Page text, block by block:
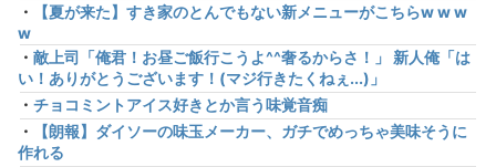
・
【夏が来た】すき家のとんでもない新メニューがこちらw w w
w
・ 敵上司「俺君！お昼ご飯行こうよ^^奢るからさ！」 新人俺「は
い！ありがとうございます！(マジ行きたくねぇ...)」
・ チョコミントアイス好きとか言う味覚音痴
・
【朗報】ダイソーの味玉メーカー、ガチでめっちゃ美味そうに
作れる